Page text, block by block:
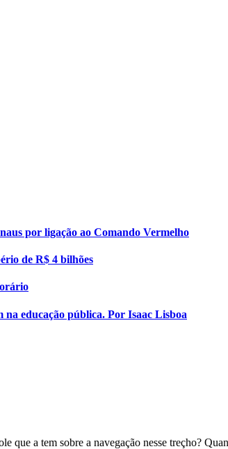
por ligação ao Comando Vermelho
de R$ 4 bilhões
educação pública. Por Isaac Lisboa
que a tem sobre a navegação nesse treçho?